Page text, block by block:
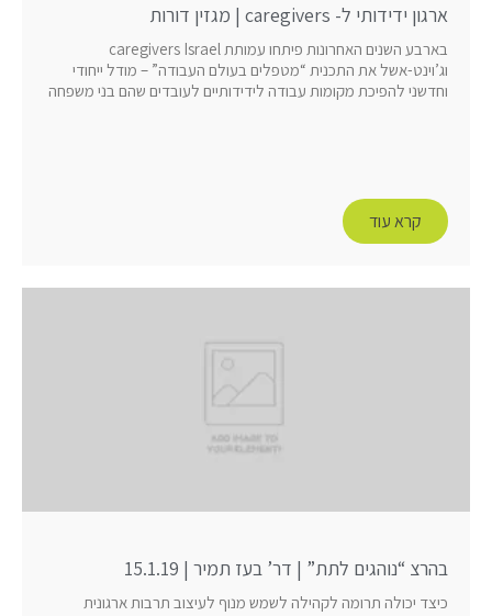
ארגון ידידותי ל- caregivers | מגזין דורות
בארבע השנים האחרונות פיתחו עמותת caregivers Israel
וג’וינט-אשל את התכנית “מטפלים בעולם העבודה” – מודל ייחודי
וחדשני להפיכת מקומות עבודה לידידותיים לעובדים שהם בני משפחה
קרא עוד
בהרצ “נוהגים לתת” | דר’ בעז תמיר | 15.1.19
כיצד יכולה תרומה לקהילה לשמש מנוף לעיצוב תרבות ארגונית